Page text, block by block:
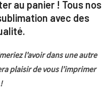
au panier ! Tous nos
avec des
l’avoir dans une autre
plaisir de vous l’imprimer